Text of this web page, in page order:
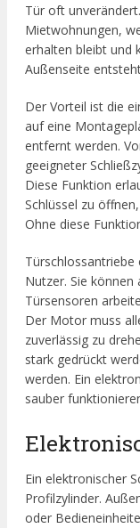
Tür oft
Mietwohnungen,
erhalten bleibt und
Außenseite
Der Vorteil ist die
auf eine
entfernt werden.
geeigneter
Diese Funktion
Schlüssel zu
Ohne diese
Nutzer. Sie
Türsensoren
Der Motor muss
zuverlässig zu
stark gedrückt
werden. Ein
sauber
Ein elektronischer
Profilzylinder.
oder